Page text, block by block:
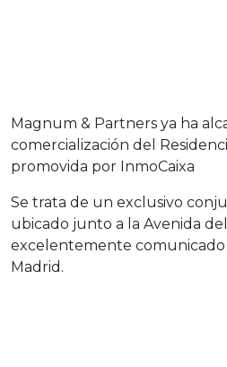
Magnum & Partners ya ha
comercialización del
promovida por InmoCaixa
Se trata de un exclusivo
ubicado junto a la Avenida
excelentemente
Madrid.